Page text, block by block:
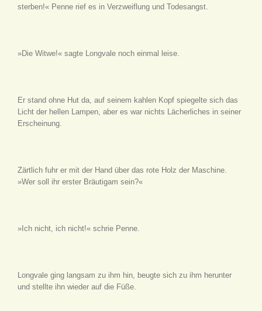
sterben!« Penne rief es in Verzweiflung und Todesangst.
»Die Witwe!« sagte Longvale noch einmal leise.
Er stand ohne Hut da, auf seinem kahlen Kopf spiegelte sich das
Licht der hellen Lampen, aber es war nichts Lächerliches in seiner
Erscheinung.
Zärtlich fuhr er mit der Hand über das rote Holz der Maschine.
»Wer soll ihr erster Bräutigam sein?«
»Ich nicht, ich nicht!« schrie Penne.
Longvale ging langsam zu ihm hin, beugte sich zu ihm herunter
und stellte ihn wieder auf die Füße.